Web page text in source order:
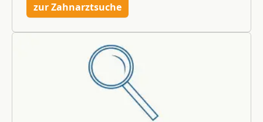
zur Zahnarztsuche